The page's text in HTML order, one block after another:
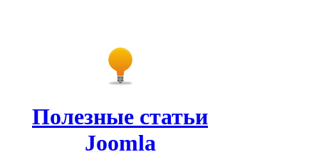
Полезные статьи
Joomla